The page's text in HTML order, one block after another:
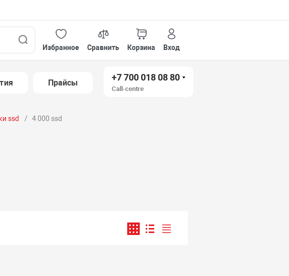
Избранное
Сравнить Корзина Вход
Прайсы
+7 700 018 08 80
Call-centre
ssd 4 000 ssd